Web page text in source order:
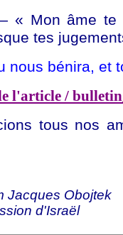
Mon âme te
tes
nous bénira, et
l'article /
tous nos
Jacques Obojtek
d'Israël